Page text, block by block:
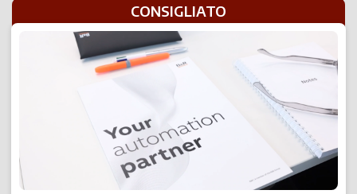
CONSIGLIATO